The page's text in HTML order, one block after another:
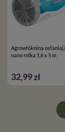
Agrowłóknina
nano rolka 1,6 x 5 m
32,99 zł